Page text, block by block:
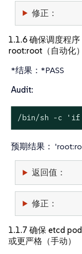
修正：
1.1.6 确保调度程
root:root（自动化）
*结果：*PASS
Audit:
/bin/sh -c 'if
预期结果：
返回值：
修正：
1.1.7 确保 etcd
或更严格（手动）